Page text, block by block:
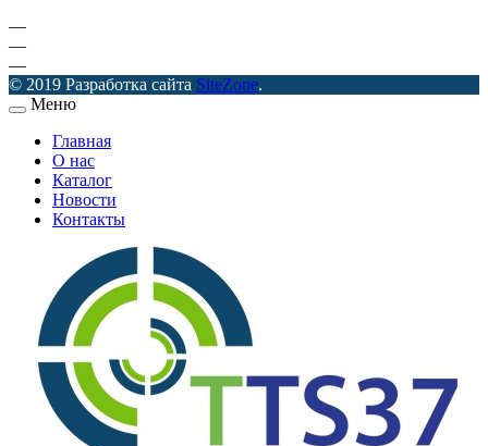
—
—
—
© 2019 Разработка сайта SiteZone.
Меню
Главная
О нас
Каталог
Новости
Контакты